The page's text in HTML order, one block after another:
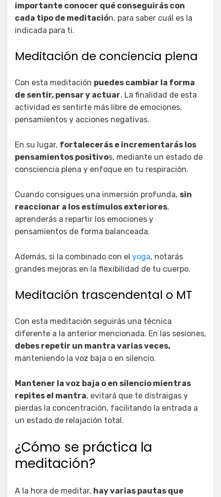
importante conocer qué conseguirás con
cada tipo de meditación, para saber cuál es la
indicada para ti.
Meditación de conciencia plena
Con esta meditación puedes cambiar la forma
de sentir, pensar y actuar. La finalidad de esta
actividad es sentirte más libre de emociones,
pensamientos y acciones negativas.
En su lugar, fortalecerás e incrementarás los
pensamientos positivos, mediante un estado de
consciencia plena y enfoque en tu respiración.
Cuando consigues una inmersión profunda, sin
reaccionar a los estímulos exteriores,
aprenderás a repartir los emociones y
pensamientos de forma balanceada.
Además, si la combinado con el yoga, notarás
grandes mejoras en la flexibilidad de tu cuerpo.
Meditación trascendental o MT
Con esta meditación seguirás una técnica
diferente a la anterior mencionada. En las sesiones,
debes repetir un mantra varias veces,
manteniendo la voz baja o en silencio.
Mantener la voz baja o en silencio mientras
repites el mantra, evitará que te distraigas y
pierdas la concentración, facilitando la entrada a
un estado de relajación total.
¿Cómo se práctica la
meditación?
A la hora de meditar, hay varias pautas que